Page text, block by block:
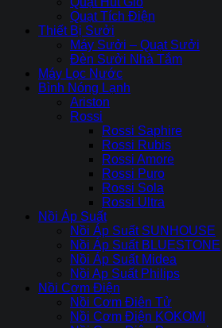
Quạt Tích Điện
Thiết Bị Sưởi
Máy Sưởi – Quạt Sưởi
Đèn Sưởi Nhà Tắm
Máy Lọc Nước
Bình Nóng Lạnh
Ariston
Rossi
Rossi Saphire
Rossi Rubis
Rossi Amore
Rossi Puro
Rossi Sola
Rossi Ultra
Nồi Áp Suất
Nồi Áp Suất SUNHOUSE
Nồi Áp Suất BLUESTONE
Nồi Áp Suất Midea
Nồi Ap Suất Philips
Nồi Cơm Điện
Nồi Cơm Điên Tử
Nồi Cơm Điện KOKOMI